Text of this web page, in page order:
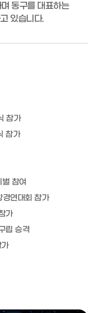
동구를 대표하는
있습니다.
참가
참가
참여
연대회 참가
가
립 승격